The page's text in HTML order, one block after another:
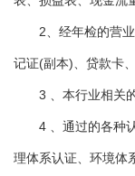
2、经年检的营
记证(副本)、贷款卡
3 、本行业相关
4 、通过的各种
理体系认证、环境体